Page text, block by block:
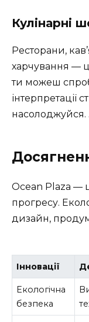
Кулінарні
Ресторани,
харчування —
ти можеш
інтерпретації
насолоджуйся.
Ocean Plaza —
прогресу.
дизайн,
Інновації
Екологічна
безпека